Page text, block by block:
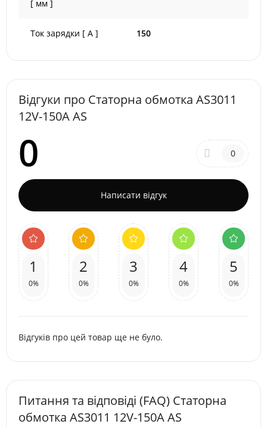
[ мм ]
Ток зарядки [ A ] 150
Відгуки про Статорна обмотка AS3011
12V-150A AS
0 0
Написати відгук
1
0%
2
0%
3
0%
4
0%
5
0%
Відгуків про цей товар ще не було.
Питання та відповіді (FAQ) Статорна
обмотка AS3011 12V-150A AS